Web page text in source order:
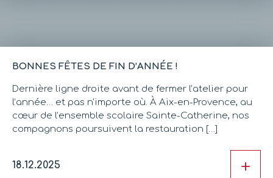
BONNES FÊTES DE FIN D’ANNÉE !
Dernière ligne droite avant de fermer l’atelier pour
l’année… et pas n’importe où. À Aix-en-Provence, au
cœur de l’ensemble scolaire Sainte-Catherine, nos
compagnons poursuivent la restauration […]
18.12.2025 +